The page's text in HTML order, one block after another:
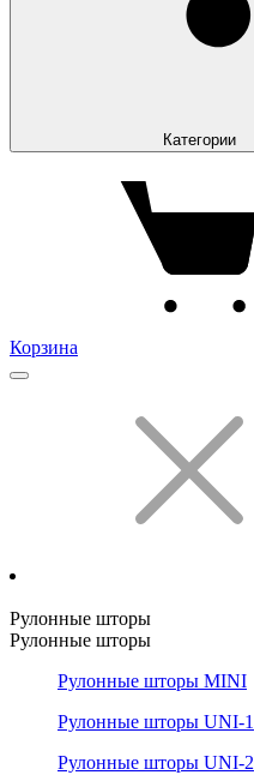
Категории
Корзина
Рулонные шторы
Рулонные шторы
Рулонные шторы MINI
Рулонные шторы UNI-1
Рулонные шторы UNI-2